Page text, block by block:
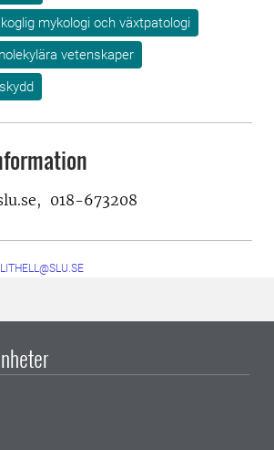
mykologi och växtpatologi
vetenskaper
018-673208